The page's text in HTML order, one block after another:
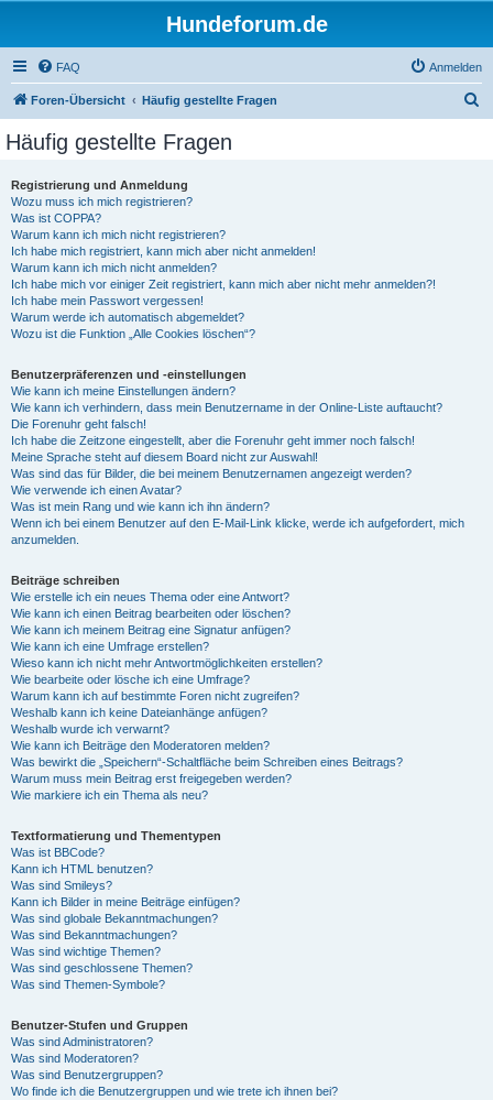
Hundeforum.de
FAQ Anmelden
Foren-Übersicht Häufig gestellte Fragen
Häufig gestellte Fragen
Registrierung und Anmeldung
Wozu muss ich mich registrieren?
Was ist COPPA?
Warum kann ich mich nicht registrieren?
Ich habe mich registriert, kann mich aber nicht anmelden!
Warum kann ich mich nicht anmelden?
Ich habe mich vor einiger Zeit registriert, kann mich aber nicht mehr anmelden?!
Ich habe mein Passwort vergessen!
Warum werde ich automatisch abgemeldet?
Wozu ist die Funktion „Alle Cookies löschen“?
Benutzerpräferenzen und -einstellungen
Wie kann ich meine Einstellungen ändern?
Wie kann ich verhindern, dass mein Benutzername in der Online-Liste auftaucht?
Die Forenuhr geht falsch!
Ich habe die Zeitzone eingestellt, aber die Forenuhr geht immer noch falsch!
Meine Sprache steht auf diesem Board nicht zur Auswahl!
Was sind das für Bilder, die bei meinem Benutzernamen angezeigt werden?
Wie verwende ich einen Avatar?
Was ist mein Rang und wie kann ich ihn ändern?
Wenn ich bei einem Benutzer auf den E-Mail-Link klicke, werde ich aufgefordert, mich
anzumelden.
Beiträge schreiben
Wie erstelle ich ein neues Thema oder eine Antwort?
Wie kann ich einen Beitrag bearbeiten oder löschen?
Wie kann ich meinem Beitrag eine Signatur anfügen?
Wie kann ich eine Umfrage erstellen?
Wieso kann ich nicht mehr Antwortmöglichkeiten erstellen?
Wie bearbeite oder lösche ich eine Umfrage?
Warum kann ich auf bestimmte Foren nicht zugreifen?
Weshalb kann ich keine Dateianhänge anfügen?
Weshalb wurde ich verwarnt?
Wie kann ich Beiträge den Moderatoren melden?
Was bewirkt die „Speichern“-Schaltfläche beim Schreiben eines Beitrags?
Warum muss mein Beitrag erst freigegeben werden?
Wie markiere ich ein Thema als neu?
Textformatierung und Thementypen
Was ist BBCode?
Kann ich HTML benutzen?
Was sind Smileys?
Kann ich Bilder in meine Beiträge einfügen?
Was sind globale Bekanntmachungen?
Was sind Bekanntmachungen?
Was sind wichtige Themen?
Was sind geschlossene Themen?
Was sind Themen-Symbole?
Benutzer-Stufen und Gruppen
Was sind Administratoren?
Was sind Moderatoren?
Was sind Benutzergruppen?
Wo finde ich die Benutzergruppen und wie trete ich ihnen bei?